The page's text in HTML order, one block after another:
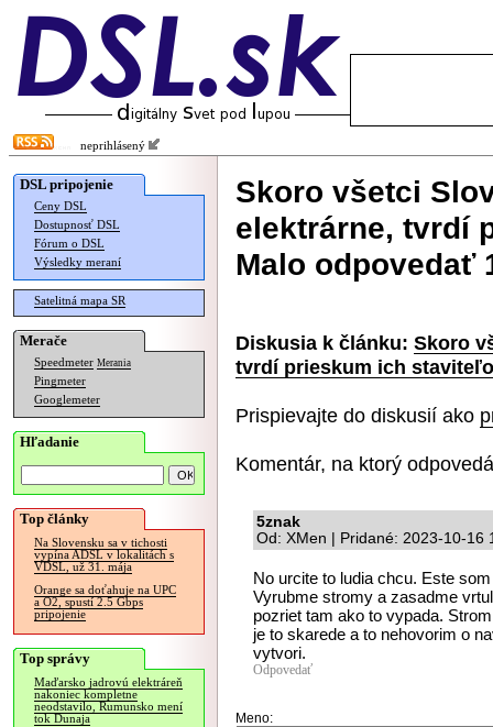
neprihlásený
DSL pripojenie
Ceny DSL
Dostupnosť DSL
Fórum o DSL
Výsledky meraní
Satelitná mapa SR
Merače
Speedmeter Merania
Pingmeter
Googlemeter
Hľadanie
Top články
Na Slovensku sa v tichosti
vypína ADSL v lokalitách s
VDSL, už 31. mája
Orange sa doťahuje na UPC
a O2, spustí 2.5 Gbps
pripojenie
Top správy
Maďarsko jadrovú elektráreň
nakoniec kompletne
neodstavilo, Rumunsko mení
tok Dunaja
Skoro všetci
elektrárne, tvrdí
Malo odpovedať
Diskusia k článku: Skoro
tvrdí prieskum ich
Prispievajte do diskusií ako
Komentár, na ktorý
5znak
Od: XMen | Pridané: 2023-10-16
No urcite to ludia chcu. Este
Vyrubme stromy a zasadme
pozriet tam ako to vypada.
je to skarede a to nehovorim o
vytvori.
Odpovedať
Meno: